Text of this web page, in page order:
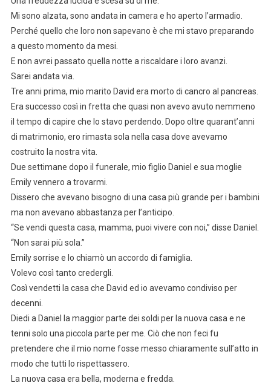
Mi sono alzata, sono andata in camera e ho aperto l’armadio.
Perché quello che loro non sapevano è che mi stavo preparando
a questo momento da mesi.
E non avrei passato quella notte a riscaldare i loro avanzi.
Sarei andata via.
Tre anni prima, mio marito David era morto di cancro al pancreas.
Era successo così in fretta che quasi non avevo avuto nemmeno
il tempo di capire che lo stavo perdendo. Dopo oltre quarant’anni
di matrimonio, ero rimasta sola nella casa dove avevamo
costruito la nostra vita.
Due settimane dopo il funerale, mio figlio Daniel e sua moglie
Emily vennero a trovarmi.
Dissero che avevano bisogno di una casa più grande per i bambini
ma non avevano abbastanza per l’anticipo.
“Se vendi questa casa, mamma, puoi vivere con noi,” disse Daniel.
“Non sarai più sola.”
Emily sorrise e lo chiamò un accordo di famiglia.
Volevo così tanto credergli.
Così vendetti la casa che David ed io avevamo condiviso per
decenni.
Diedi a Daniel la maggior parte dei soldi per la nuova casa e ne
tenni solo una piccola parte per me. Ciò che non feci fu
pretendere che il mio nome fosse messo chiaramente sull’atto in
modo che tutti lo rispettassero.
La nuova casa era bella, moderna e fredda.